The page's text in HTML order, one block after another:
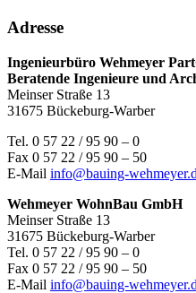
Adresse
Ingenieurbüro Wehmeyer
Beratende Ingenieure und
Meinser Straße 13
31675 Bückeburg-Warber
Tel. 0 57 22 / 95 90 – 0
Fax 0 57 22 / 95 90 – 50
E-Mail info@bauing-
Wehmeyer WohnBau GmbH
Meinser Straße 13
31675 Bückeburg-Warber
Tel. 0 57 22 / 95 90 – 0
Fax 0 57 22 / 95 90 – 50
E-Mail info@bauing-